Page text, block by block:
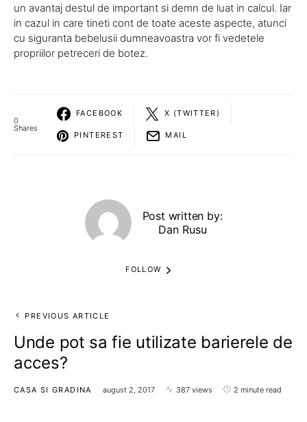
un avantaj destul de important si demn de luat in calcul. Iar
in cazul in care tineti cont de toate aceste aspecte, atunci
cu siguranta bebelusii dumneavoastra vor fi vedetele
propriilor petreceri de botez.
0
Shares
FACEBOOK X (TWITTER)
PINTEREST MAIL
Post written by:
Dan Rusu
FOLLOW
PREVIOUS ARTICLE
Unde pot sa fie utilizate barierele de
acces?
CASA SI GRADINA august 2, 2017 387 views 2 minute read